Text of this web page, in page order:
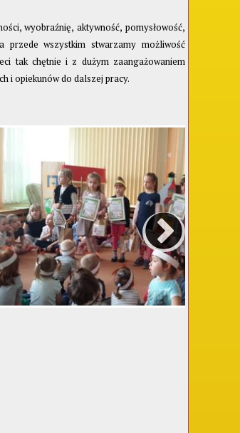
wyobraźnię, aktywność, pomysłowość,
przede wszystkim stwarzamy możliwość
tak chętnie i z dużym zaangażowaniem
i opiekunów do dalszej pracy.